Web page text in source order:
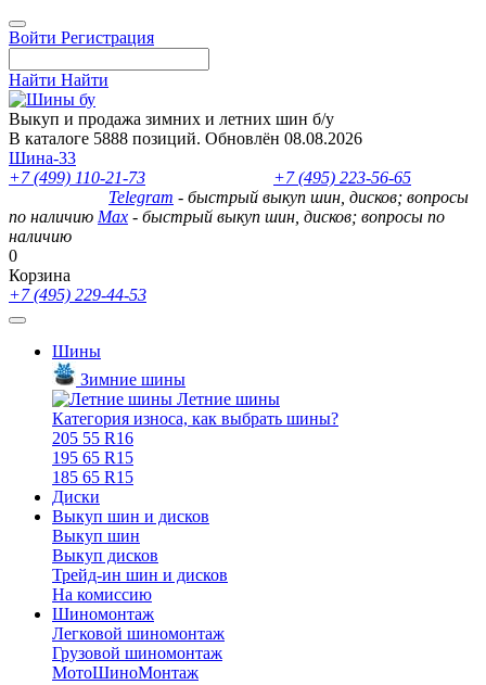
Войти Регистрация
Найти Найти
Выкуп и продажа зимних и летних шин б/у
В каталоге 5888 позиций. Обновлён 08.08.2026
Шина-33
+7 (499) 110-21-73
+7 (495) 223-56-65
Telegram - быстрый выкуп шин, дисков; вопросы
по наличию Max - быстрый выкуп шин, дисков; вопросы по
наличию
0
Корзина
+7 (495) 229-44-53
Шины
Зимние шины
Летние шины
Категория износа, как выбрать шины?
205 55 R16
195 65 R15
185 65 R15
Диски
Выкуп шин и дисков
Выкуп шин
Выкуп дисков
Трейд-ин шин и дисков
На комиссию
Шиномонтаж
Легковой шиномонтаж
Грузовой шиномонтаж
МотоШиноМонтаж